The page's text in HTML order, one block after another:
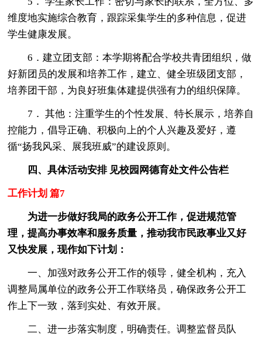
维度地实施综合教育，跟踪采集学生的多种信息，促进
学生健康发展。
6．建立团支部：本学期将配合学校共青团组织，做
好新团员的发展和培养工作，建立、健全班级团支部，
培养团干部，为良好班集体建提供强有力的组织保障。
7． 其他：注重学生的个性发展、特长展示，培养自
控能力，倡导正确、积极向上的个人兴趣及爱好，遵
循“扬我风采、展我班威”的建设原则。
四、具体活动安排 见校园网德育处文件公告栏
工作计划 篇7
为进一步做好我局的政务公开工作，促进规范管
理，提高办事效率和服务质量，推动我市民政事业又好
又快发展，现作如下计划：
一、加强对政务公开工作的领导，健全机构，充入
调整局属单位的政务公开工作联络员，确保政务公开工
作上下一致，落到实处、有效开展。
二、进一步落实制度，明确责任。调整监督员队